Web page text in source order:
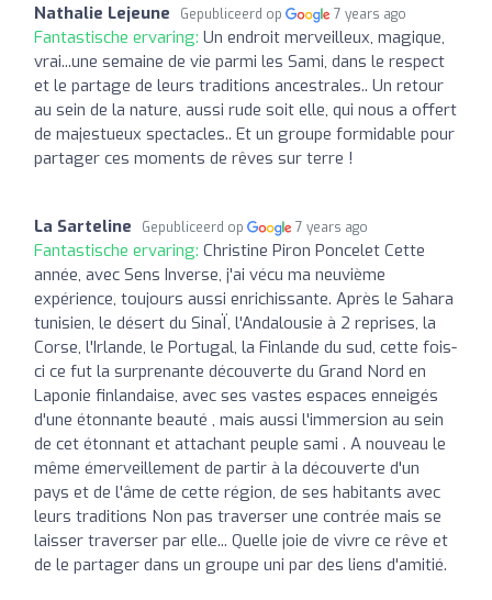
Nathalie Lejeune Gepubliceerd op 7 years ago
Fantastische ervaring: Un endroit merveilleux, magique,
vrai...une semaine de vie parmi les Sami, dans le respect
et le partage de leurs traditions ancestrales.. Un retour
au sein de la nature, aussi rude soit elle, qui nous a offert
de majestueux spectacles.. Et un groupe formidable pour
partager ces moments de rêves sur terre !
La Sarteline Gepubliceerd op 7 years ago
Fantastische ervaring: Christine Piron Poncelet Cette
année, avec Sens Inverse, j'ai vécu ma neuvième
expérience, toujours aussi enrichissante. Après le Sahara
tunisien, le désert du SinaÏ, l'Andalousie à 2 reprises, la
Corse, l'Irlande, le Portugal, la Finlande du sud, cette fois-
ci ce fut la surprenante découverte du Grand Nord en
Laponie finlandaise, avec ses vastes espaces enneigés
d'une étonnante beauté , mais aussi l'immersion au sein
de cet étonnant et attachant peuple sami . A nouveau le
même émerveillement de partir à la découverte d'un
pays et de l'âme de cette région, de ses habitants avec
leurs traditions Non pas traverser une contrée mais se
laisser traverser par elle... Quelle joie de vivre ce rêve et
de le partager dans un groupe uni par des liens d'amitié.